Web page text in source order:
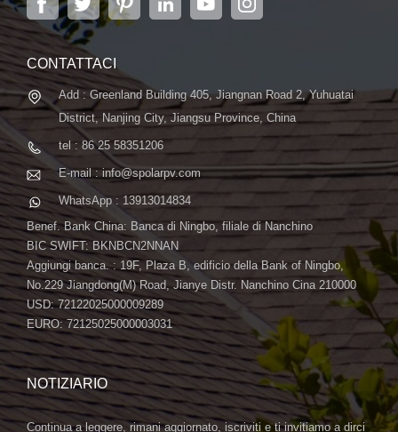
copre 6.000 m2, vanta sistemi automatici avanzati ...
CONTATTACI
Add : Greenland Building 405, Jiangnan Road 2, Yuhuatai
District, Nanjing City, Jiangsu Province, China
tel : 86 25 58351206
E-mail : info@spolarpv.com
WhatsApp : 13913014834
Benef. Bank China: Banca di Ningbo, filiale di Nanchino
BIC SWIFT: BKNBCN2NNAN
Aggiungi banca. : 19F, Plaza B, edificio della Bank of Ningbo,
No.229 Jiangdong(M) Road, Jianye Distr. Nanchino Cina 210000
USD: 72122025000009289
EURO: 72125025000003031
NOTIZIARIO
Continua a leggere, rimani aggiornato, iscriviti e ti invitiamo a dirci